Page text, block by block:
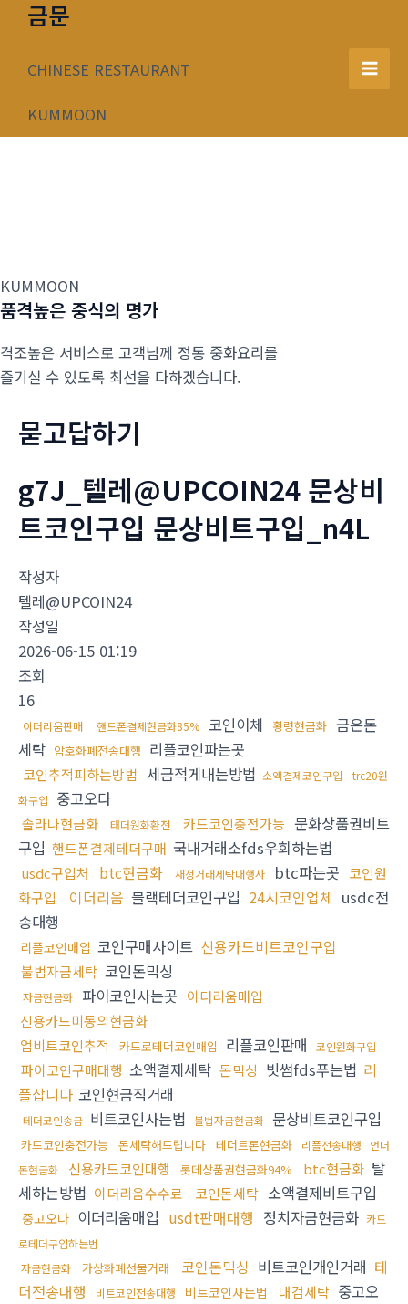
너
금문
CHINESE RESTAURANT
KUMMOON
Main
KUMMOON
품격높은 중식의 명가
격조높은 서비스로 고객님께 정통 중화요리를
즐기실 수 있도록 최선을 다하겠습니다.
묻고답하기
g7J_텔레@UPCOIN24 문상비
트코인구입 문상비트구입_n4L
작성자
텔레@UPCOIN24
작성일
2026-06-15 01:19
조회
16
이더리움판매 핸드폰결제현금화85% 코인이체 횡령현금화 금은돈
세탁 암호화폐전송대행 리플코인파는곳
코인추적피하는방법 세금적게내는방법 소액결제코인구입
trc20원
화구입
중고오다
솔라나현금화 태더원화환전 카드코인충전가능 문화상품권비트
구입 핸드폰결제테더구매 국내거래소fds우회하는법
usdc구입처 btc현금화 재정거래세탁대행사 btc파는곳 코인원
화구입
이더리움 블랙테더코인구입 24시코인업체 usdc전
송대행
리플코인매입 코인구매사이트 신용카드비트코인구입
불법자금세탁 코인돈믹싱
자금현금화 파이코인사는곳 이더리움매입
신용카드미동의현금화
업비트코인추적
카드로테더코인매입 리플코인판매 코인원화구입
파이코인구매대행 소액결제세탁 돈믹싱 빗썸fds푸는법 리
플삽니다 코인현금직거래
테더코인송금 비트코인사는법 불법자금현금화 문상비트코인구입
카드코인충전가능 돈세탁해드립니다 테더트론현금화 리플전송대행
언더
돈현금화
신용카드코인대행 롯데상품권현금화94% btc현금화 탈
세하는방법 이더리움수수료 코인돈세탁 소액결제비트구입
중고오다 이더리움매입 usdt판매대행 정치자금현금화 카드
로테더구입하는법
자금현금화
가상화폐선물거래 코인돈믹싱 비트코인개인거래 테
더전송대행
비트코인전송대행 비트코인사는법 대검세탁 중고오